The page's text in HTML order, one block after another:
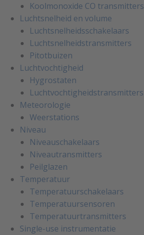
Koolmonoxide CO transmitters
Luchtsnelheid en volume
Luchtsnelheidsschakelaars
Luchtsnelheidstransmitters
Pitotbuizen
Luchtvochtigheid
Hygrostaten
Luchtvochtigheidstransmitters
Meteorologie
Weerstations
Niveau
Niveauschakelaars
Niveautransmitters
Peilglazen
Temperatuur
Temperatuurschakelaars
Temperatuursensoren
Temperatuurtransmitters
Single-use instrumentatie